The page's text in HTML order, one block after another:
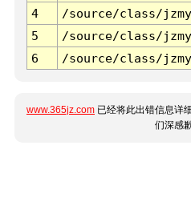
4
/source/class/
5
/source/class/
6
/source/class/
www.365jz.com 已经将此出错信息详
们深感